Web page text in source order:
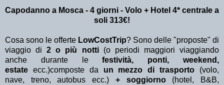
Capodanno a Mosca - 4 giorni - Volo + Hotel 4* centrale a
soli 313€!
Cosa sono le offerte LowCostTrip? Sono delle "proposte" di
viaggio di2 o più notti (o periodi maggiori viaggiando
anche durante lefestività, ponti, weekend,
estate ecc.)composte da un mezzo di trasporto (volo,
nave, treno, autobus ecc.) + soggiorno(hotel, B&B,